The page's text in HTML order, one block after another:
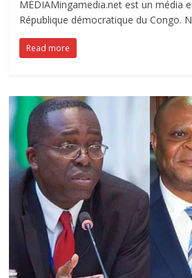
MÉDIAMingamedia.net est un média
République démocratique du Congo.
Read more